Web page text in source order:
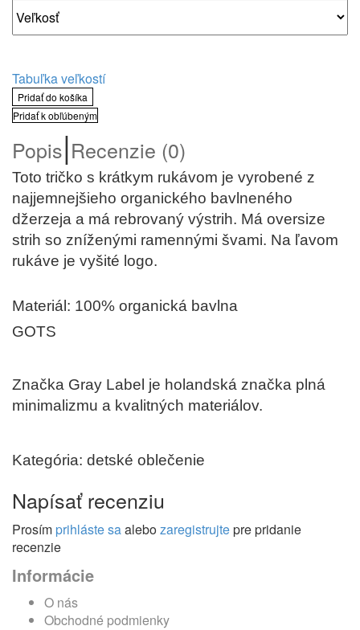
Tabuľka veľkostí
Pridať do košíka
Pridať k obľúbeným
Popis|Recenzie (0)
Toto tričko s krátkym rukávom je vyrobené z
najjemnejšieho organického bavlneného
džerzeja a má rebrovaný výstrih. Má oversize
strih so zníženými ramennými švami. Na ľavom
rukáve je vyšité logo.
Materiál: 100% organická bavlna
GOTS
Značka Gray Label je holandská značka plná
minimalizmu a kvalitných materiálov.
Kategória: detské oblečenie
Napísať recenziu
Prosím prihláste saalebozaregistrujtepre pridanie
recenzie
Informácie
O nás
Obchodné podmienky